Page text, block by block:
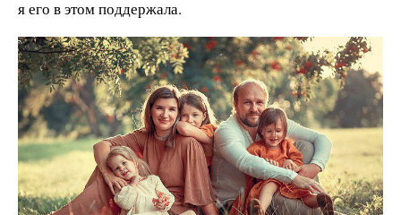
я его в этом поддержала.